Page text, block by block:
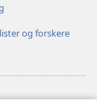
og forskere